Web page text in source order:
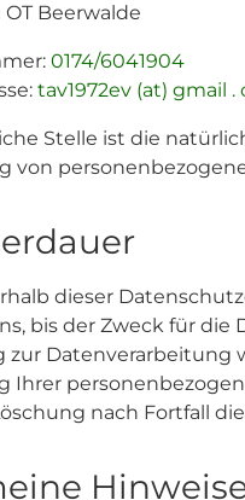
Beerwalde
0174/6041904
tav1972ev (at) gmail .
Stelle ist die
von
dieser
bis der Zweck für
zur Datenverarbeitung
Ihrer
nach Fortfall